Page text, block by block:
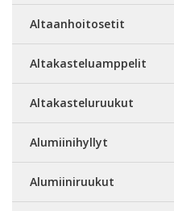
Altaanhoitosetit
Altakasteluamppelit
Altakasteluruukut
Alumiinihyllyt
Alumiiniruukut